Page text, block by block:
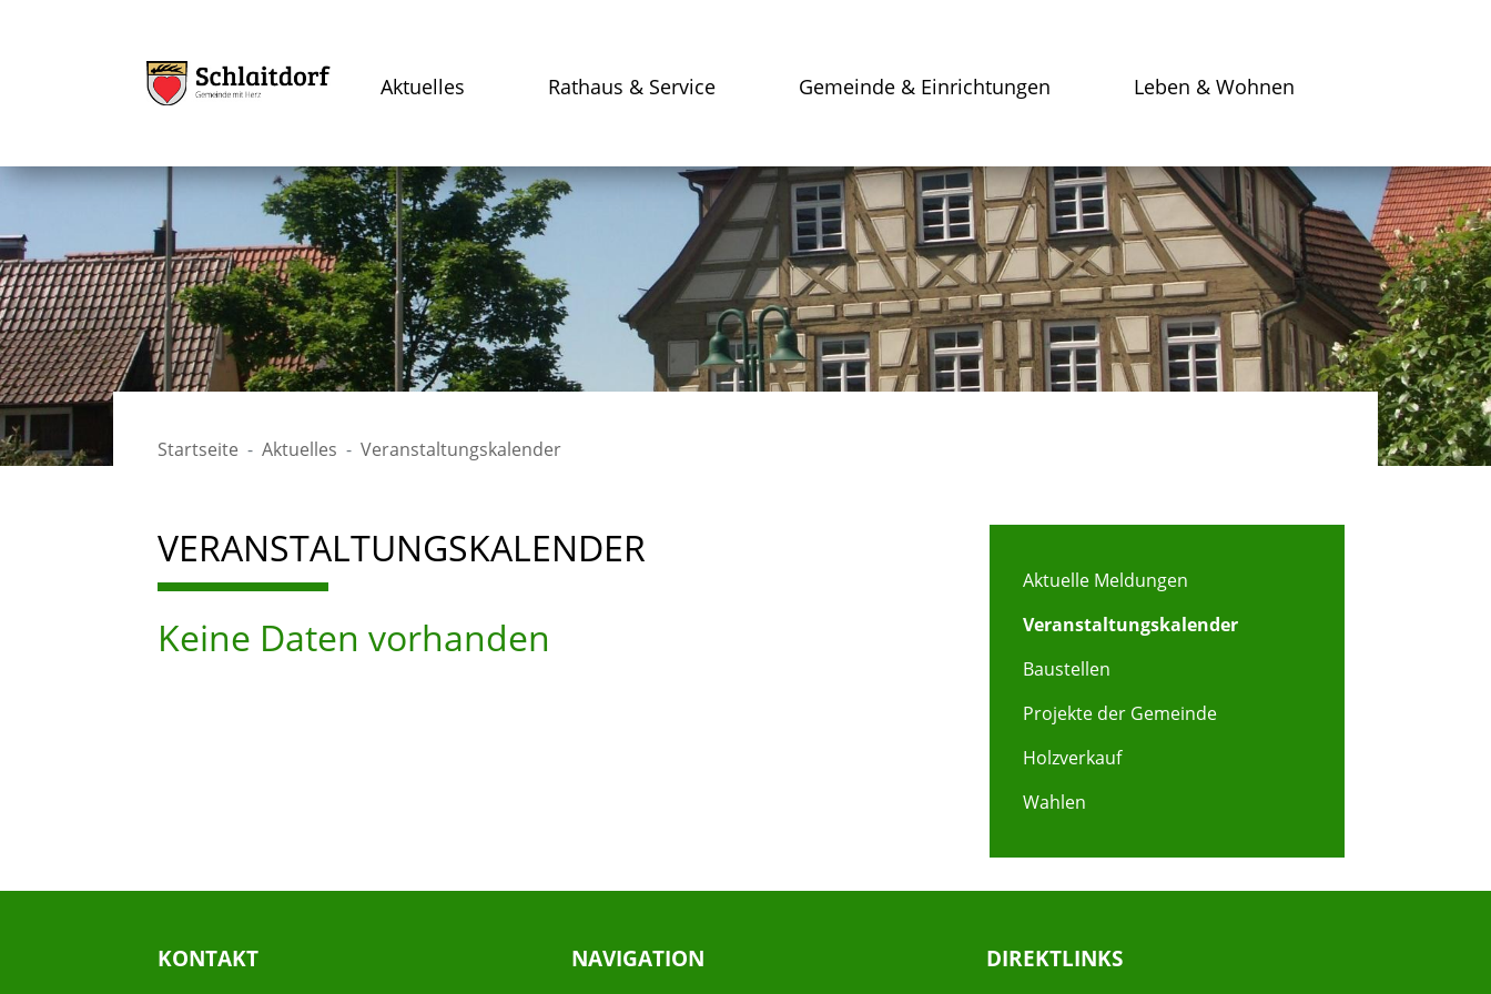
Aktuelles Rathaus & Service Gemeinde & Einrichtungen Leben & Wohnen
Startseite Aktuelles Veranstaltungskalender
VERANSTALTUNGSKALENDER
Keine Daten vorhanden
Aktuelle Meldungen
Veranstaltungskalender
Baustellen
Projekte der Gemeinde
Holzverkauf
Wahlen
KONTAKT NAVIGATION DIREKTLINKS